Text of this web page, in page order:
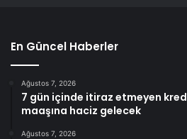
En Güncel Haberler
Ağustos 7, 2026
7 gün içinde itiraz etmeyen
maaşına haciz gelecek
Ağustos 7, 2026